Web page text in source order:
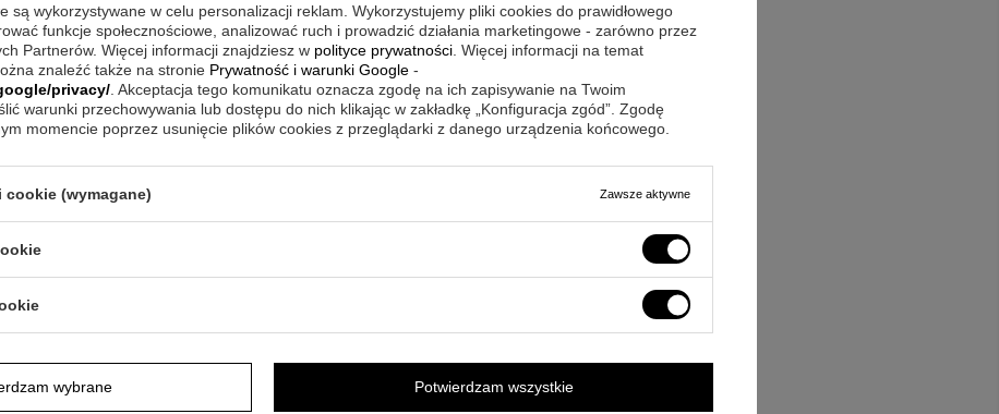
są wykorzystywane w celu personalizacji reklam. Wykorzystujemy pliki cookies do prawidłowego
funkcje społecznościowe, analizować ruch i prowadzić działania marketingowe - zarówno przez
Partnerów. Więcej informacji znajdziesz w polityce prywatności . Więcej informacji na temat
znaleźć także na stronie Prywatność i warunki Google -
privacy/ . Akceptacja tego komunikatu oznacza zgodę na ich zapisywanie na Twoim
warunki przechowywania lub dostępu do nich klikając w zakładkę „Konfiguracja zgód”. Zgodę
momencie poprzez usunięcie plików cookies z przeglądarki z danego urządzenia końcowego.
(wymagane) Zawsze aktywne
wybrane Potwierdzam wszystkie